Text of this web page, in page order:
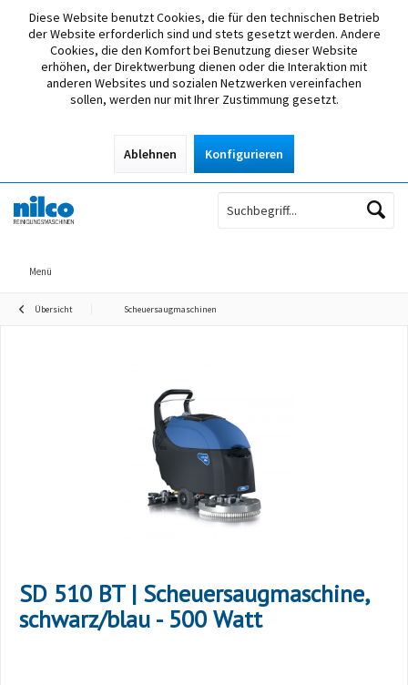
Diese Website benutzt Cookies, die für den technischen Betrieb
der Website erforderlich sind und stets gesetzt werden. Andere
Cookies, die den Komfort bei Benutzung dieser Website
erhöhen, der Direktwerbung dienen oder die Interaktion mit
anderen Websites und sozialen Netzwerken vereinfachen
sollen, werden nur mit Ihrer Zustimmung gesetzt.
Ablehnen Konfigurieren
Menü
Übersicht Scheuersaugmaschinen
SD 510 BT | Scheuersaugmaschine,
schwarz/blau - 500 Watt